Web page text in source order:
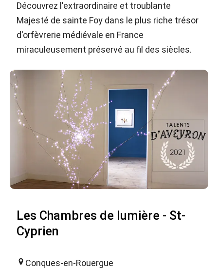
Découvrez l'extraordinaire et troublante
Majesté de sainte Foy dans le plus riche trésor
d'orfèvrerie médiévale en France
miraculeusement préservé au fil des siècles.
Les Chambres de lumière - St-
Cyprien
Conques-en-Rouergue